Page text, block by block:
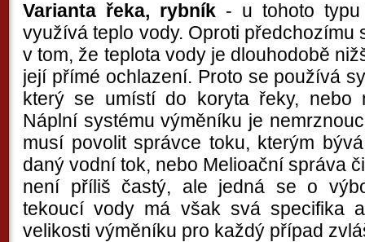
Varianta řeka, rybník - u tohoto
využívá teplo vody. Oproti předchozímu
v tom, že teplota vody je dlouhodobě
její přímé ochlazení. Proto se používá
který se umístí do koryta řeky, nebo
Náplní systému výměníku je
musí povolit správce toku, kterým
daný vodní tok, nebo Melioační správa
není příliš častý, ale jedná se o
tekoucí vody má však svá specifika
velikosti výměníku pro každý případ